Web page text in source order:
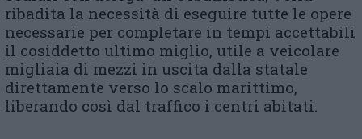
ribadita la necessità di eseguire tutte le opere
necessarie per completare in tempi accettabili
il cosiddetto ultimo miglio, utile a veicolare
migliaia di mezzi in uscita dalla statale
direttamente verso lo scalo marittimo,
liberando così dal traffico i centri abitati.